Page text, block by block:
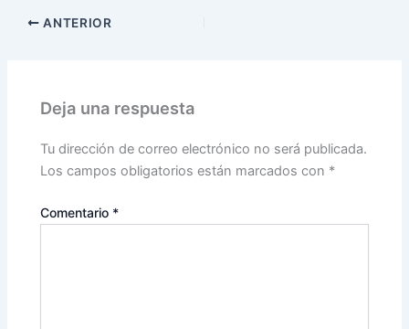
ANTERIOR
Deja una respuesta
Tu dirección de correo electrónico no será publicada.
Los campos obligatorios están marcados con *
Comentario *